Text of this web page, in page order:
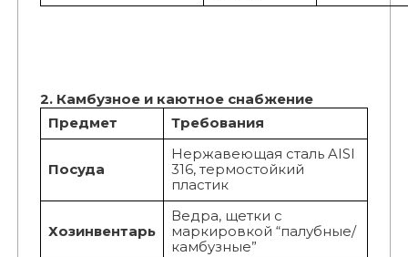
2. Камбузное и каютное снабжение
Предмет
Требования
Посуда
Нержавеющая сталь AISI
316, термостойкий
пластик
Хозинвентарь
Ведра, щетки с
маркировкой “палубные/
камбузные”